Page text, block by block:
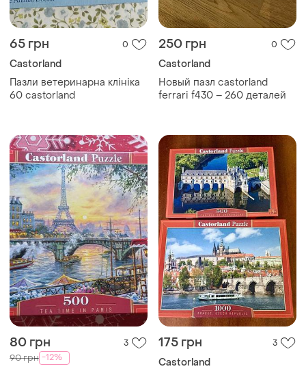
65 грн 0
Castorland
Пазли ветеринарна клініка
60 castorland
250 грн 0
Castorland
Новый пазл castorland
ferrari f430 – 260 деталей
80 грн 3
90 грн -12%
175 грн 3
Castorland